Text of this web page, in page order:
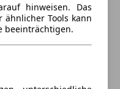
hinweisen. Das
ähnlicher Tools kann
beeinträchtigen.